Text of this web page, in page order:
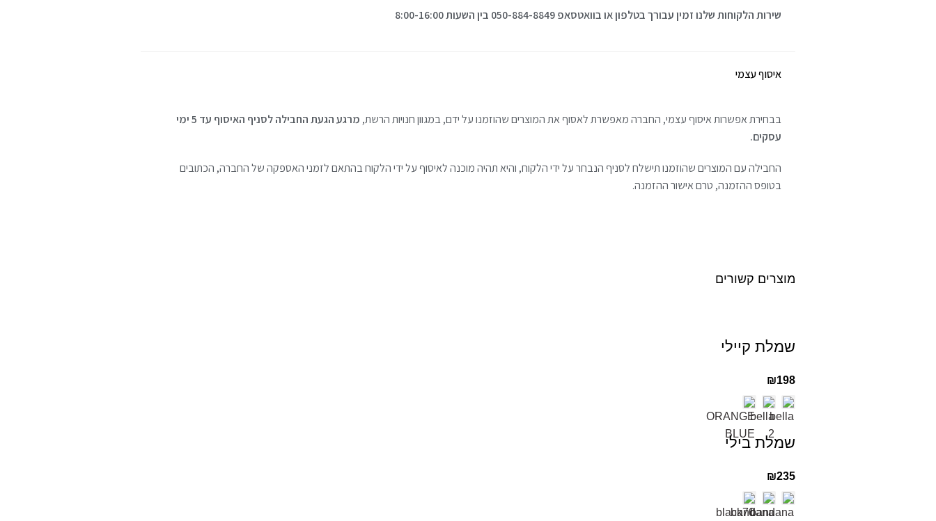
שירות הלקוחות שלנו זמין עבורך בטלפון או בוואטסאפ 050-884-8849 בין השעות 8:00-16:00
איסוף עצמי
בבחירת אפשרות איסוף עצמי, החברה מאפשרת לאסוף את המוצרים שהוזמנו על ידם, במגוון חנויות הרשת,
מרגע הגעת החבילה לסניף האיסוף עד 5 ימי
עסקים.
החבילה עם המוצרים שהוזמנו תישלח לסניף הנבחר על ידי הלקוח, והיא תהיה מוכנה לאיסוף על ידי הלקוח בהתאם לזמני האספקה של החברה, הכתובים
בטופס ההזמנה, טרם אישור ההזמנה.
מוצרים קשורים
שמלת קיילי
₪198
שמלת בילי
₪235